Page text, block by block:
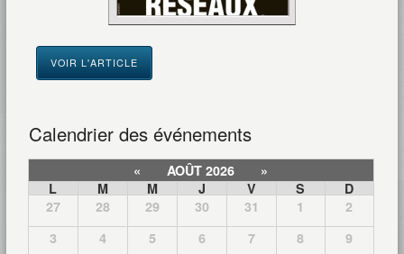
VOIR L'ARTICLE
Calendrier des événements
« AOÛT 2026
»
L
M M J V S
D
27
28 29 30 31 1
2
3
4 5 6 7 8
9